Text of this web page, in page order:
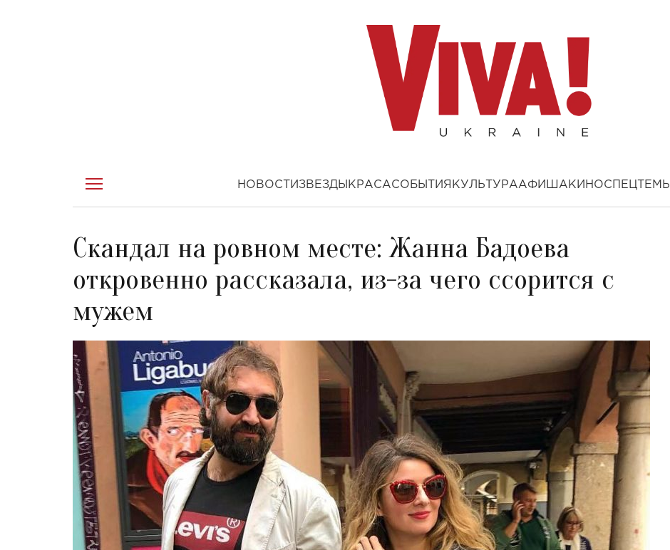
НОВОСТИ ЗВЕЗДЫ КРАСАСОБЫТИЯ КУЛЬТУРААФИША КИНОСПЕЦТЕМЫ
Скандал на ровном месте: Жанна Бадоева
откровенно рассказала, из-за чего ссорится с
мужем